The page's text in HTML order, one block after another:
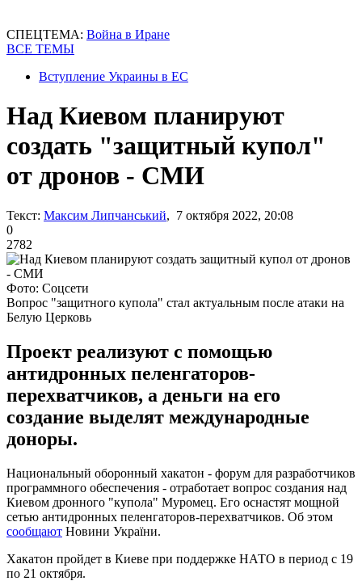
СПЕЦТЕМА: Война в Иране
ВСЕ ТЕМЫ
Вступление Украины в ЕС
Над Киевом планируют
создать "защитный купол"
от дронов - СМИ
Текст: Максим Липчанський, 7 октября 2022, 20:08
0
2782
Фото: Соцсети
Вопрос "защитного купола" стал актуальным после атаки на
Белую Церковь
Проект реализуют с помощью
антидронных пеленгаторов-
перехватчиков, а деньги на его
создание выделят международные
доноры.
Национальный оборонный хакатон - форум для разработчиков
программного обеспечения - отработает вопрос создания над
Киевом дронного "купола" Муромец. Его оснастят мощной
сетью антидронных пеленгаторов-перехватчиков. Об этом
сообщают Новини України.
Хакатон пройдет в Киеве при поддержке НАТО в период с 19
по 21 октября.